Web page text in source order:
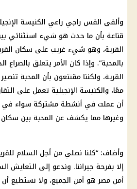
وألقى القس راجي راعي الكنيسة
قناعة بأن ما حدث هو شيء استثنائي
القرية، وهو شيء غريب على سكان
بالمحبة”. وإذا كان الأمر يتعلق
القرية، ولكننا مقتنعون بأن المحبة
معًا، والكنيسة الإنجيلية تعمل على
أن عملت في أنشطة مشتركة سواء في
وغيرها مما يكشف عن المحبة بين سكان
وأضاف: “كلنا نصلي من أجل السلام
إلا بفرحة جيراننا. وندعو إلى التعايش
أمن مصر هو أمن الجميع، ولا نستطيع